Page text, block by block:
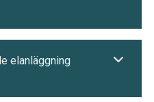
elanläggning